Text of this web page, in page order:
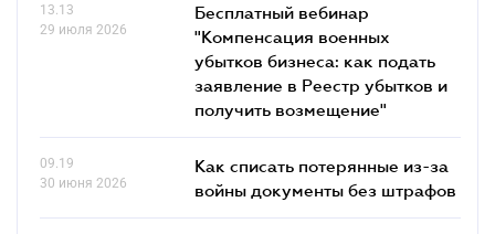
13.13
29 июля 2026
Бесплатный вебинар
"Компенсация военных
убытков бизнеса: как подать
заявление в Реестр убытков и
получить возмещение"
09.19
30 июня 2026
Как списать потерянные из-за
войны документы без штрафов